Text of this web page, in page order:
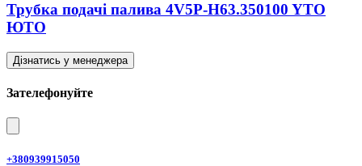
Трубка подачі палива 4V5P-H63.350100 YTO
ЮТО
Дізнатись у менеджера
Зателефонуйте
+380939915050